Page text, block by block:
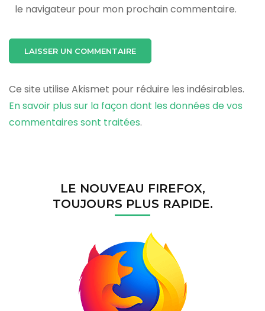
le navigateur pour mon prochain commentaire.
Ce site utilise Akismet pour réduire les indésirables.
En savoir plus sur la façon dont les données de vos
commentaires sont traitées.
LE NOUVEAU FIREFOX,
TOUJOURS PLUS RAPIDE.